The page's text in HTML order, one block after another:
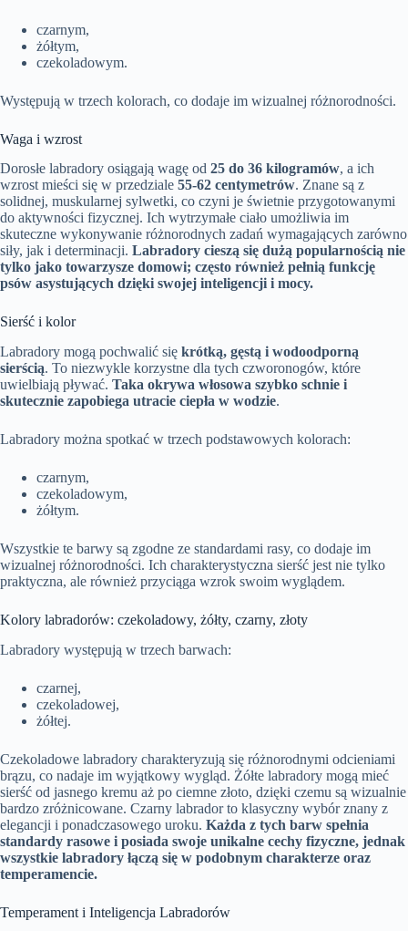
czarnym,
żółtym,
czekoladowym.
Występują w trzech kolorach, co dodaje im wizualnej różnorodności.
Waga i wzrost
Dorosłe labradory osiągają wagę od 25 do 36 kilogramów, a ich
wzrost mieści się w przedziale 55-62 centymetrów. Znane są z
solidnej, muskularnej sylwetki, co czyni je świetnie przygotowanymi
do aktywności fizycznej. Ich wytrzymałe ciało umożliwia im
skuteczne wykonywanie różnorodnych zadań wymagających zarówno
siły, jak i determinacji. Labradory cieszą się dużą popularnością nie
tylko jako towarzysze domowi; często również pełnią funkcję
psów asystujących dzięki swojej inteligencji i mocy.
Sierść i kolor
Labradory mogą pochwalić się krótką, gęstą i wodoodporną
sierścią. To niezwykle korzystne dla tych czworonogów, które
uwielbiają pływać. Taka okrywa włosowa szybko schnie i
skutecznie zapobiega utracie ciepła w wodzie.
Labradory można spotkać w trzech podstawowych kolorach:
czarnym,
czekoladowym,
żółtym.
Wszystkie te barwy są zgodne ze standardami rasy, co dodaje im
wizualnej różnorodności. Ich charakterystyczna sierść jest nie tylko
praktyczna, ale również przyciąga wzrok swoim wyglądem.
Kolory labradorów: czekoladowy, żółty, czarny, złoty
Labradory występują w trzech barwach:
czarnej,
czekoladowej,
żółtej.
Czekoladowe labradory charakteryzują się różnorodnymi odcieniami
brązu, co nadaje im wyjątkowy wygląd. Żółte labradory mogą mieć
sierść od jasnego kremu aż po ciemne złoto, dzięki czemu są wizualnie
bardzo zróżnicowane. Czarny labrador to klasyczny wybór znany z
elegancji i ponadczasowego uroku. Każda z tych barw spełnia
standardy rasowe i posiada swoje unikalne cechy fizyczne, jednak
wszystkie labradory łączą się w podobnym charakterze oraz
temperamencie.
Temperament i Inteligencja Labradorów